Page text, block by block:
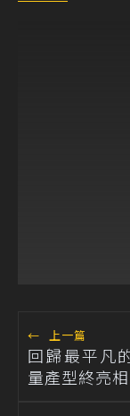
← 上一篇
回歸最平凡
量產型終亮